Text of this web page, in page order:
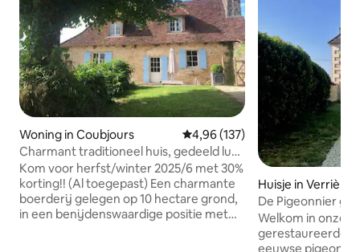
Woning in Coubjours Gemiddelde beoordeling van
4,96 (137)
Charmant traditioneel huis, gedeeld luxe
zwembad
Kom voor herfst/winter 2025/6 met 30%
korting!! (Al toegepast) Een charmante
boerderij gelegen op 10 hectare grond,
in een benijdenswaardige positie met
Huisje in Verrières
De Pigeonnier
Welkom in onze
gerestaureerde
eeuwse